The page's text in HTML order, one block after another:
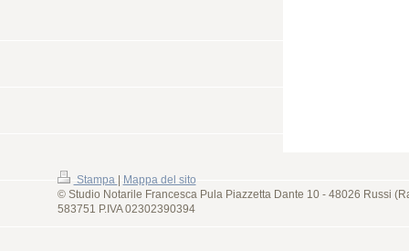
Stampa
Mappa del sito
© Studio Notarile Francesca Pula Piazzetta Dante 10 - 48026 Russi
583751 P.IVA 02302390394